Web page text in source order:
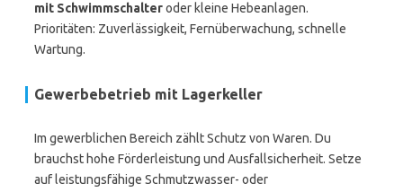
mit Schwimmschalteroder kleine Hebeanlagen.
Prioritäten: Zuverlässigkeit, Fernüberwachung, schnelle
Wartung.
Gewerbebetrieb mit Lagerkeller
Im gewerblichen Bereich zählt Schutz von Waren. Du
brauchst hohe Förderleistung und Ausfallsicherheit. Setze
auf leistungsfähige Schmutzwasser- oder